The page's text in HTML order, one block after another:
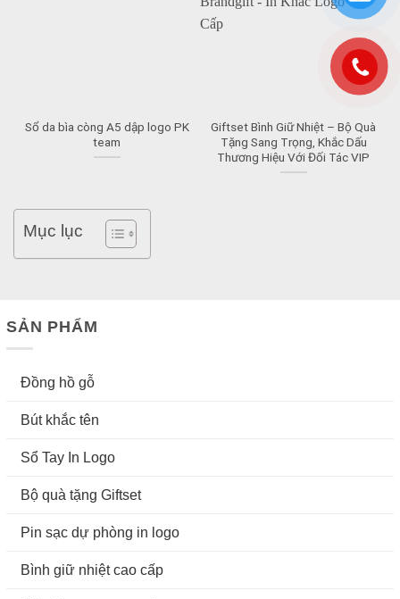
Sổ da bìa còng A5 dập logo PK
team
Giftset Bình Giữ Nhiệt – Bộ Quà
Tặng Sang Trọng, Khắc Dấu
Thương Hiệu Với Đối Tác VIP
Mục lục
SẢN PHẨM
Đồng hồ gỗ
Bút khắc tên
Sổ Tay In Logo
Bộ quà tặng Giftset
Pin sạc dự phòng in logo
Bình giữ nhiệt cao cấp